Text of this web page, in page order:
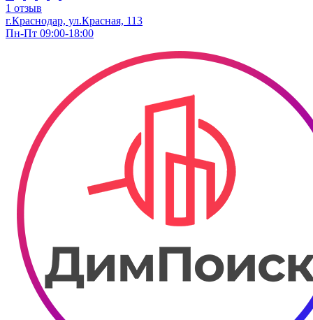
1 отзыв
г.Краснодар, ул.Красная, 113
Пн-Пт 09:00-18:00